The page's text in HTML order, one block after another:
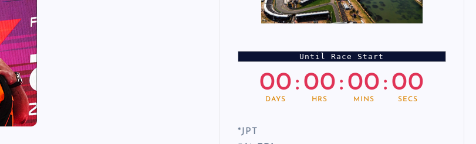
Until Race Start
00
DAYS
: 00
HRS
: 00
MINS
: 00
SECS
*JPT